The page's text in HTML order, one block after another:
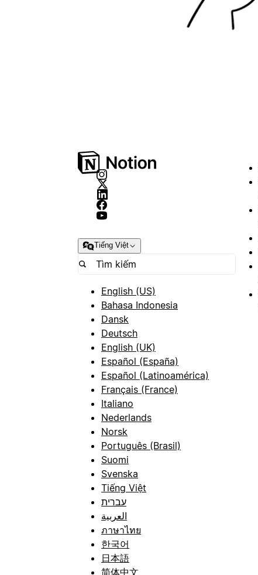
Tiếng Việt
English (US)
Bahasa Indonesia
Dansk
Deutsch
English (UK)
Español (España)
Español (Latinoamérica)
Français (France)
Italiano
Nederlands
Norsk
Português (Brasil)
Suomi
Svenska
Tiếng Việt
עברית
العربية
ภาษาไทย
한국어
日本語
简体中文